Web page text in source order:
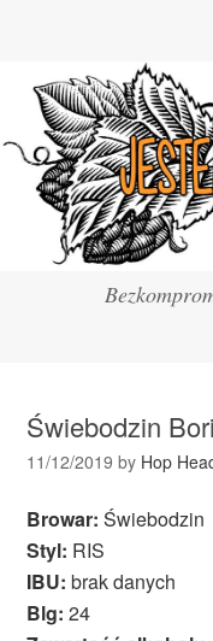
Świebodzin
11/12/2019 by Hop
Browar: Świebodzin
Styl: RIS
IBU: brak danych
Blg: 24